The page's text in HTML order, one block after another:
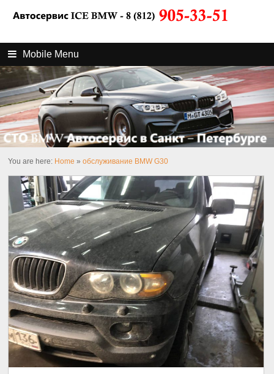
Mobile Menu
You are here: Home »обслуживание BMW G30